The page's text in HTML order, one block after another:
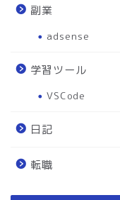
副業
adsense
学習ツール
VSCode
日記
転職